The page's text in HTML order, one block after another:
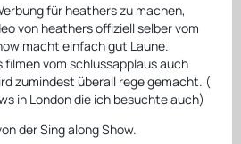
für heathers zu machen,
von heathers offiziell selber vom
macht einfach gut Laune.
vom schlussapplaus auch
zumindest überall rege gemacht. (
in London die ich besuchte auch)
der Sing along Show.